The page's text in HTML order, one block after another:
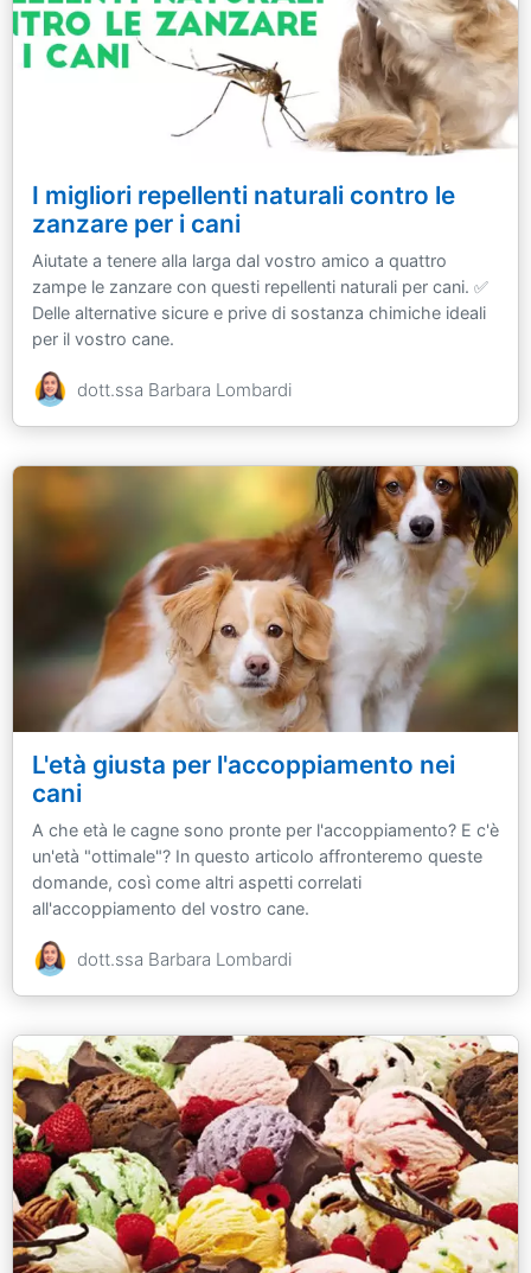
I migliori repellenti naturali contro le
zanzare per i cani
Aiutate a tenere alla larga dal vostro amico a quattro
zampe le zanzare con questi repellenti naturali per cani. ✅
Delle alternative sicure e prive di sostanza chimiche ideali
per il vostro cane.
dott.ssa Barbara Lombardi
L'età giusta per l'accoppiamento nei
cani
A che età le cagne sono pronte per l'accoppiamento? E c'è
un'età "ottimale"? In questo articolo affronteremo queste
domande, così come altri aspetti correlati
all'accoppiamento del vostro cane.
dott.ssa Barbara Lombardi